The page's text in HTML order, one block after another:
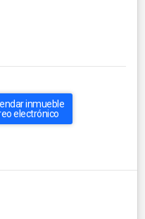
inmueble
electrónico